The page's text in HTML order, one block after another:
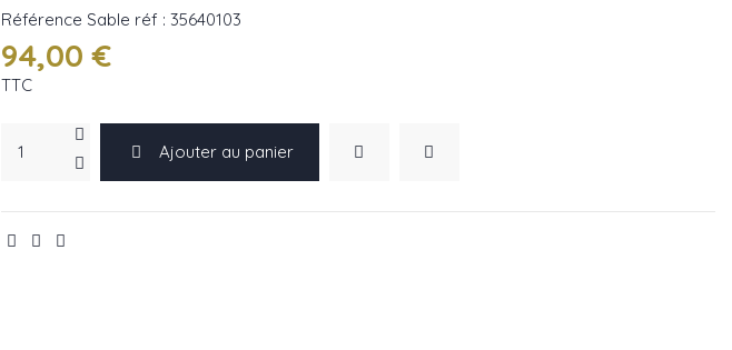
Référence Sable réf : 35640103
94,00 €
TTC
Ajouter au panier